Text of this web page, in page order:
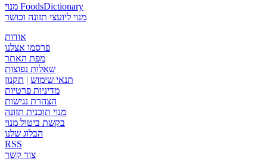
מנוי FoodsDictionary
מנוי ליועצי תזונה וכושר
אודות
פרסמו אצלנו
מפת האתר
שאלות נפוצות
תנאי שימוש | תקנון
מדיניות פרטיות
הצהרת נגישות
מנוי תוכנית תזונה
בקשת ביטול מנוי
הבלוג שלנו
RSS
צור קשר